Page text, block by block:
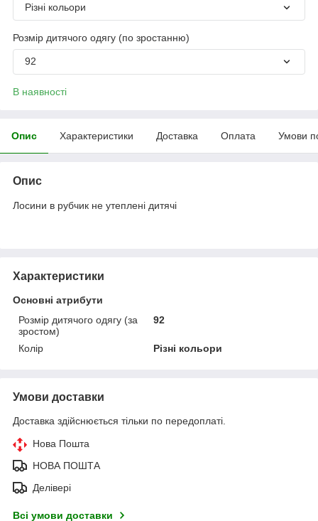
Різні кольори
Розмір дитячого одягу (по зростанню)
92
В наявності
Опис Характеристики Доставка Оплата Умови
Опис
Лосини в рубчик не утеплені дитячі
Характеристики
Основні атрибути
Розмір дитячого одягу (за
зростом)
92
Колір Різні кольори
Умови доставки
Доставка здійснюється тільки по передоплаті.
Нова Пошта
НОВА ПОШТА
Делівері
Всі умови доставки